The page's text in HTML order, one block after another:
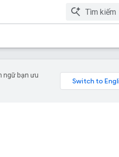
ngữ bạn ưu